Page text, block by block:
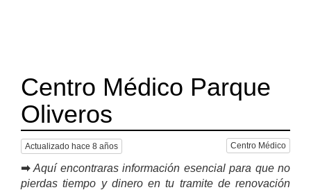
Centro Médico Parque
Oliveros
Actualizado hace 8 años Centro Médico
➡ Aquí encontraras información esencial para que no
pierdas tiempo y dinero en tu tramite de renovación